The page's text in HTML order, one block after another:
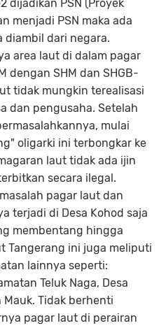
dijadikan PSN (Proyek
menjadi PSN maka ada
diambil dari negara.
area laut di dalam pagar
dengan SHM dan SHGB-
tidak mungkin terealisasi
dan pengusaha. Setelah
mulai
oligarki ini terbongkar ke
laut tidak ada ijin
secara ilegal.
pagar laut dan
terjadi di Desa Kohod saja
membentang hingga
Tangerang ini juga meliputi
lainnya seperti:
Teluk Naga, Desa
Mauk. Tidak berhenti
pagar laut di perairan